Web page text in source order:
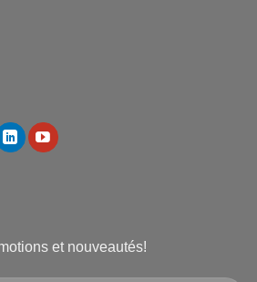
et nouveautés!